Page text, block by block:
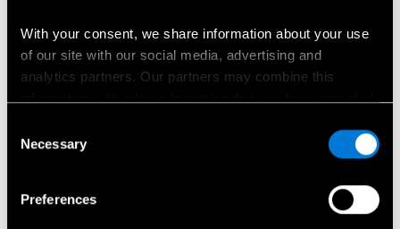
With your consent, we share information about your use
of our site with our social media, advertising and
analytics partners. Our partners may combine this
their services.
settings displayed in this banner. You can withdraw or
Selection
Necessary
Preferences